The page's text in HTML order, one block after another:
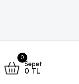
0
Sepet
0 TL